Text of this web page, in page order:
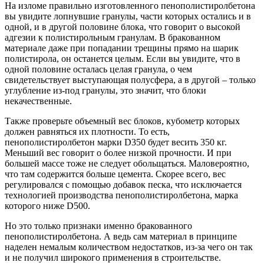
На изломе правильно изготовленного пенополистиролбетона
вы увидите лопнувшие гранулы, части которых остались и в
одной, и в другой половине блока, что говорит о высокой
адгезии к полистирольным гранулам. В бракованном
материале даже при попадании трещины прямо на шарик
полистирола, он останется целым. Если вы увидите, что в
одной половине осталась целая гранула, о чем
свидетельствует выступающая полусфера, а в другой – только
углубление из-под гранулы, это значит, что блоки
некачественные.
Также проверьте объемный вес блоков, кубометр которых
должен равняться их плотности. То есть,
пенополистиролбетон марки D350 будет весить 350 кг.
Меньший вес говорит о более низкой прочности. И при
большей массе тоже не следует обольщаться. Маловероятно,
что там содержится больше цемента. Скорее всего, вес
регулировался с помощью добавок песка, что исключается
технологией производства пенополистиролбетона, марка
которого ниже D500.
Но это только признаки именно бракованного
пенополистиролбетона. А ведь сам материал в принципе
наделен немалым количеством недостатков, из-за чего он так
и не получил широкого применения в строительстве.